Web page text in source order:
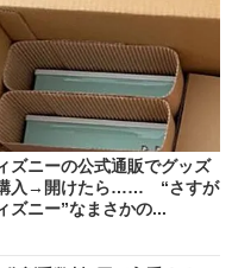
ズニーの公式通販でグッズ
入→開けたら…… “さすが
ズニー”なまさかの...